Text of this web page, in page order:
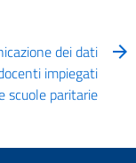
dei dati
impiegati
scuole paritarie